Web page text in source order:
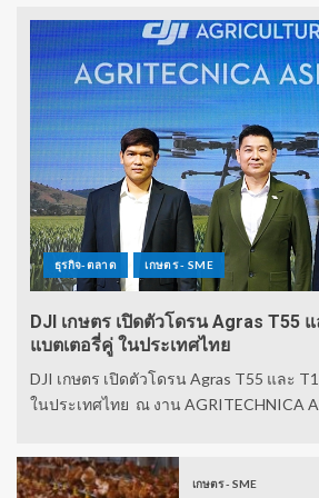
ธุรกิจ-ตลาด เกษตร - SME
DJI เกษตร เปิดตัวโดรน Agras T55
แบตเตอรี่คู่ ในประเทศไทย
DJI เกษตร เปิดตัวโดรน Agras T55 และ
ในประเทศไทย ณ งาน AGRITECHNICA
เกษตร - SME